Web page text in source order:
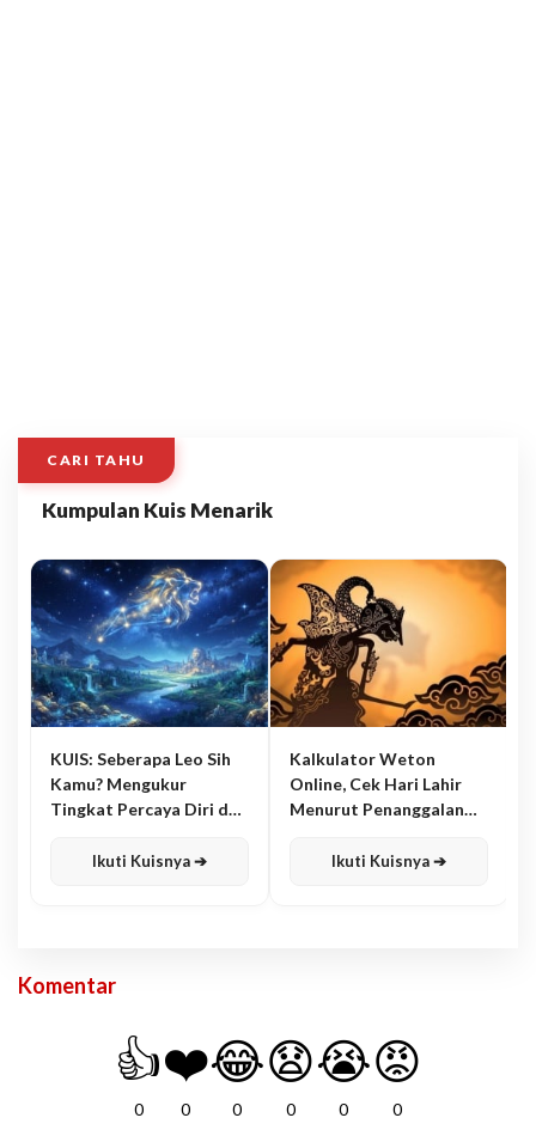
CARI TAHU
Kumpulan Kuis Menarik
KUIS: Seberapa Leo Sih
Kamu? Mengukur
Tingkat Percaya Diri dan
Ikuti Kuisnya ➔
Kalkulator Weton
Online, Cek Hari Lahir
Menurut Penanggalan
Ikuti Kuisnya ➔
Komentar
👍
0
❤️
0
😂
0
😧
0
😭
0
😡
0